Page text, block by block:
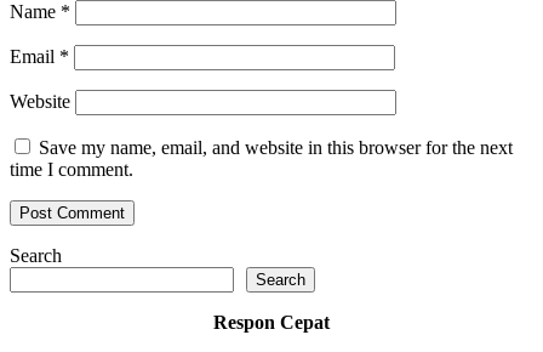
Name *
Email *
Website
Save my name, email, and website in this browser for the next
time I comment.
Search
Search
Respon Cepat